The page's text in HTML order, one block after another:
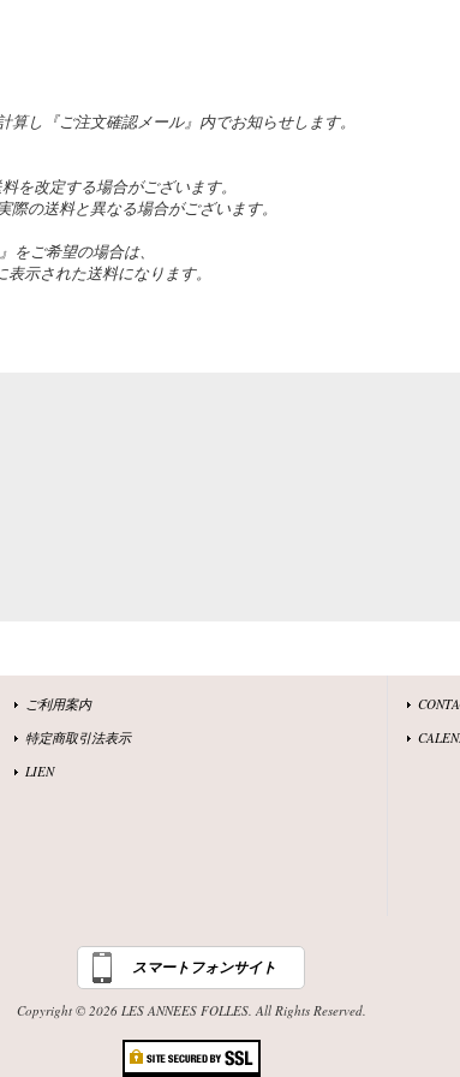
し『ご注文確認メール』内でお知らせします。
を改定する場合がございます。
の送料と異なる場合がございます。
をご希望の場合は、
示された送料になります。
ご利用案内
特定商取引法表示
LIEN
スマートフォンサイト
Copyright © 2026 LES ANNEES FOLLES. All Rights Reserved.